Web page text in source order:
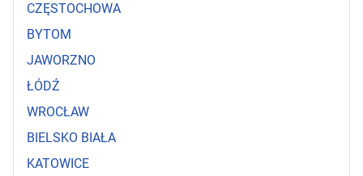
CZĘSTOCHOWA
BYTOM
JAWORZNO
ŁÓDŹ
WROCŁAW
BIELSKO BIAŁA
KATOWICE